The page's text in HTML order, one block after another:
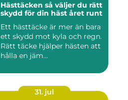
Hästtäcken så väljer du rätt
skydd för din häst året runt
Ett hästtäcke är mer än bara
ett skydd mot kyla och regn.
Rätt täcke hjälper hästen att
hålla en jäm...
31. jul